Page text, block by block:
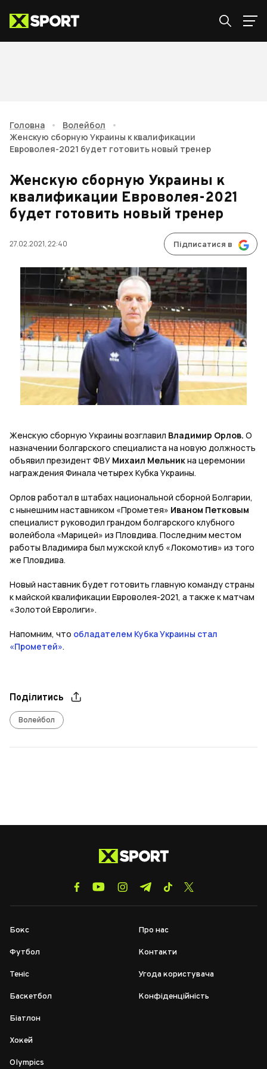
Головна • Волейбол
•
Женскую сборную Украины к квалификации
Евроволея-2021 будет готовить новый тренер
Женскую сборную Украины к
квалификации Евроволея-2021
будет готовить новый тренер
27.02.2021, 22:40 Підписатися в
Женскую сборную Украины возглавил Владимир Орлов. О
назначении болгарского специалиста на новую должность
объявил президент ФВУ Михаил Мельникна церемонии
награждения Финала четырех Кубка Украины.
Орлов работал в штабах национальной сборной Болгарии,
с нынешним наставником «Прометея» Иваном Петковым
специалист руководил грандом болгарского клубного
волейбола «Марицей» из Пловдива. Последним местом
работы Владимира был мужской клуб «Локомотив» из того
же Пловдива.
Новый наставник будет готовить главную команду страны
к майской квалификации Евроволея-2021, а также к матчам
«Золотой Евролиги».
Напомним, что обладателем Кубка Украины стал
«Прометей».
Поділитись
Волейбол
Бокс
Футбол
Теніс
Баскетбол
Біатлон
Хокей
Olympics
Про нас
Контакти
Угода користувача
Конфіденційність